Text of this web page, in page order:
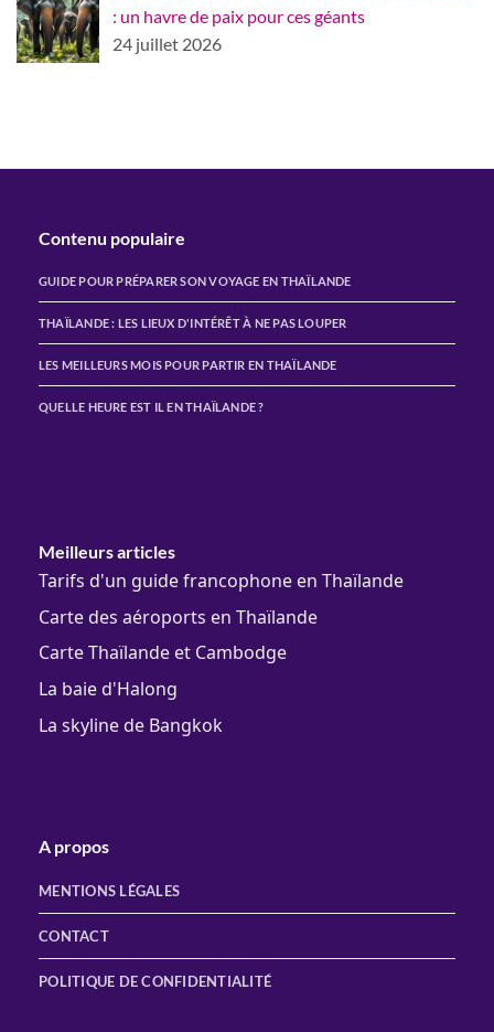
: un havre de paix pour ces géants
24 juillet 2026
Contenu populaire
GUIDE POUR PRÉPARER SON VOYAGE EN THAÏLANDE
THAÏLANDE : LES LIEUX D'INTÉRÊT À NE PAS LOUPER
LES MEILLEURS MOIS POUR PARTIR EN THAÏLANDE
QUELLE HEURE EST IL EN THAÏLANDE ?
Meilleurs articles
Tarifs d'un guide francophone en Thaïlande
Carte des aéroports en Thaïlande
Carte Thaïlande et Cambodge
La baie d'Halong
La skyline de Bangkok
A propos
MENTIONS LÉGALES
CONTACT
POLITIQUE DE CONFIDENTIALITÉ